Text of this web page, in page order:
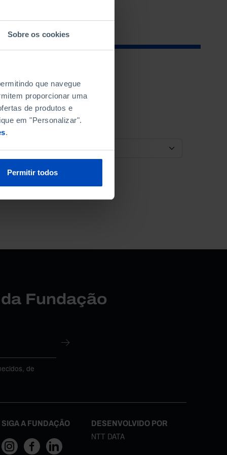
Sobre os cookies
que navegue
proporcionar uma
de produtos e
em "Personalizar".
.
Permitir todos
ORDENAR POR
Fundação
de
SIGA A FUNDAÇÃO DESENVOLVIDO POR
NTT DATA